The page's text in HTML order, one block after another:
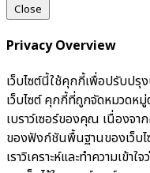
Close
Privacy Overview
เว็บไซต์นี้ใช้คุกกี้เพื่อปรับป
เว็บไซต์ คุกกี้ที่ถูกจัดหมวดหมู่
เบราว์เซอร์ของคุณ เนื่องจา
ของฟังก์ชันพื้นฐานของเว็บ
เราวิเคราะห์และทำความเข้า